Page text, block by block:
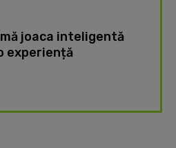
joaca inteligentă
experiență